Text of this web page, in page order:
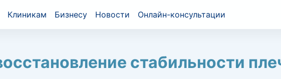
Клиникам Бизнесу Новости Онлайн-консультации
стабильности